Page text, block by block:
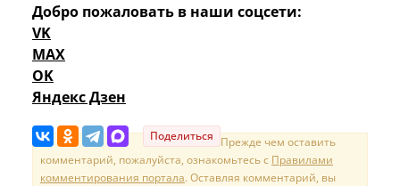
Добро пожаловать в наши соцсети:
VK
MAX
OK
Яндекс Дзен
Поделиться Прежде чем оставить
комментарий, пожалуйста, ознакомьтесь с Правилами
комментирования портала. Оставляя комментарий, вы